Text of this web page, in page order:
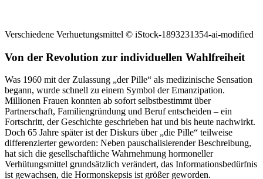
Verschiedene Verhuetungsmittel © iStock-1893231354-ai-modified
Von der Revolution zur individuellen Wahlfreiheit
Was 1960 mit der Zulassung „der Pille“ als medizinische Sensation
begann, wurde schnell zu einem Symbol der Emanzipation.
Millionen Frauen konnten ab sofort selbstbestimmt über
Partnerschaft, Familiengründung und Beruf entscheiden – ein
Fortschritt, der Geschichte geschrieben hat und bis heute nachwirkt.
Doch 65 Jahre später ist der Diskurs über „die Pille“ teilweise
differenzierter geworden: Neben pauschalisierender Beschreibung,
hat sich die gesellschaftliche Wahrnehmung hormoneller
Verhütungsmittel grundsätzlich verändert, das Informationsbedürfnis
ist gewachsen, die Hormonskepsis ist größer geworden.